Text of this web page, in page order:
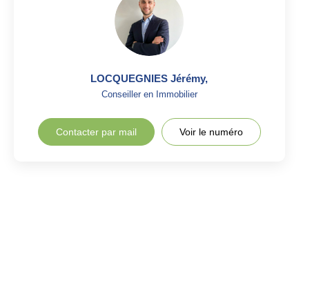
LOCQUEGNIES Jérémy,
Conseiller en Immobilier
Contacter par mail Voir le numéro